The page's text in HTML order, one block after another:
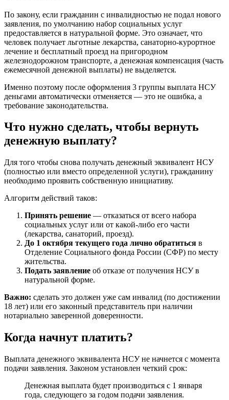
По закону, если гражданин с инвалидностью не подал нового
заявления, по умолчанию набор социальных услуг
предоставляется в натуральной форме. Это означает, что
человек получает льготные лекарства, санаторно-курортное
лечение и бесплатный проезд на пригородном
железнодорожном транспорте, а денежная компенсация (часть
ежемесячной денежной выплаты) не выделяется.
Именно поэтому после оформления 3 группы выплата НСУ
деньгами автоматически отменяется — это не ошибка, а
требование законодательства.
Что нужно сделать, чтобы вернуть
денежную выплату?
Для того чтобы снова получать денежный эквивалент НСУ
(полностью или вместо определенной услуги), гражданину
необходимо проявить собственную инициативу.
Алгоритм действий таков:
Принять решение — отказаться от всего набора
социальных услуг или от какой-либо его части
(лекарства, санаторий, проезд).
До 1 октября текущего года лично обратиться в
Отделение Социального фонда России (СФР) по месту
жительства.
Подать заявление об отказе от получения НСУ в
натуральной форме.
Важно: сделать это должен уже сам инвалид (по достижении
18 лет) или его законный представитель при наличии
нотариально заверенной доверенности.
Когда начнут платить?
Выплата денежного эквивалента НСУ не начнется с момента
подачи заявления. Законом установлен четкий срок:
Денежная выплата будет производиться с 1 января
года, следующего за годом подачи заявления.